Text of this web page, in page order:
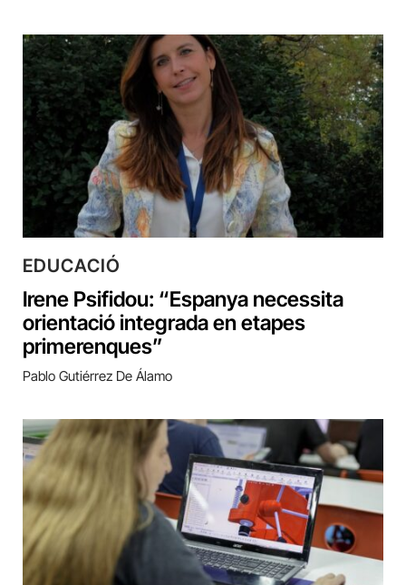
EDUCACIÓ
Irene Psifidou: “Espanya necessita
orientació integrada en etapes
primerenques”
Pablo Gutiérrez De Álamo